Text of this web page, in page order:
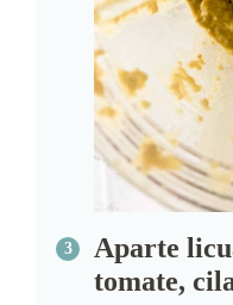
Aparte
tomate,